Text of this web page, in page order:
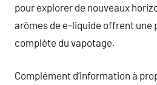
pour explorer de nouveaux
arômes de e-liquide offrent une
complète du vapotage.
Complément d’information à